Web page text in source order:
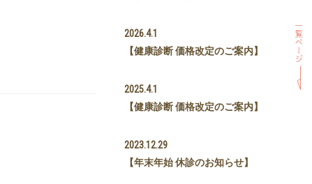
2026.4.1
【健康診断 価格改定のご案内】
2025.4.1
【健康診断 価格改定のご案内】
2023.12.29
【年末年始 休診のお知らせ】